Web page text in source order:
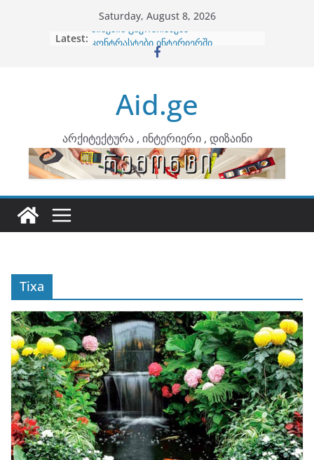
Saturday, August 8, 2026
Latest: ბინების გაერთიანება
კონტრასტები ინტერიერში
ინტერიერის დიზიანი
არტემიდი წარმოგიდგენთ
Aid.ge
არქიტექტურა , ინტერიერი , დიზაინი
Tixa